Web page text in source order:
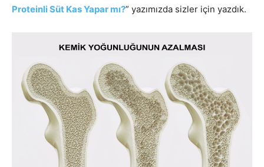
Proteinli Süt Kas Yapar mı?” yazımızda sizler için yazdık.